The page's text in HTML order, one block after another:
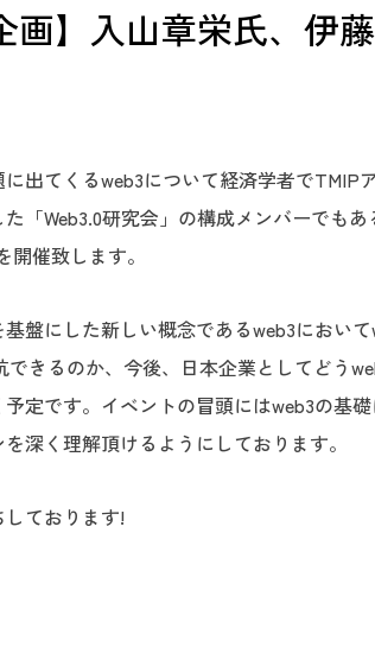
画】入山章栄氏、伊
出てくるweb3について経済学者でTMIP
「Web3.0研究会」の構成メンバーでも
催致します。
盤にした新しい概念であるweb3におい
できるのか、今後、日本企業としてどう
定です。イベントの冒頭にはweb3の基
深く理解頂けるようにしております。
ております!